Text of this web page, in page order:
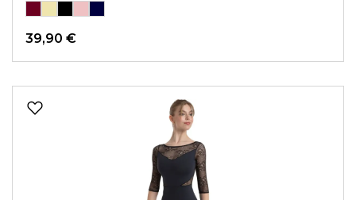
39,90 €